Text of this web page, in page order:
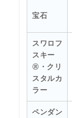
宝石
スワロフ
スキー
®・クリ
スタルカ
ラー
ペンダン